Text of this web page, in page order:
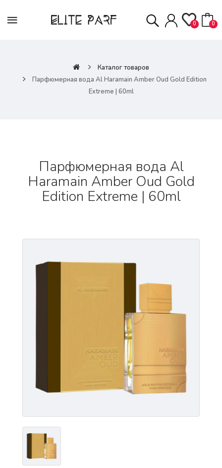
0 0
Каталог товаров
Парфюмерная вода Al Haramain Amber Oud Gold Edition
Extreme | 60ml
Парфюмерная вода Al
Haramain Amber Oud Gold
Edition Extreme | 60ml